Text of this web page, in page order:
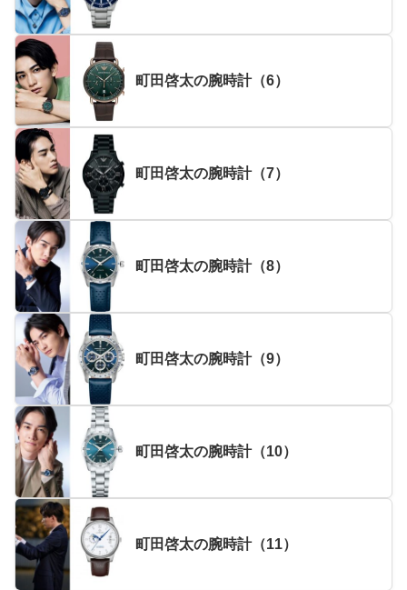
町田啓太の腕時計（6）
町田啓太の腕時計（7）
町田啓太の腕時計（8）
町田啓太の腕時計（9）
町田啓太の腕時計（10）
町田啓太の腕時計（11）